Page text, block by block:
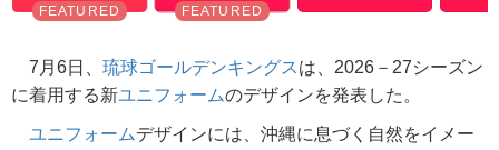
7月6日、 琉球ゴールデンキングスは、2026－27シーズン
に着用する新ユニフォームのデザインを発表した。
ユニフォームデザインには、沖縄に息づく自然をイメー